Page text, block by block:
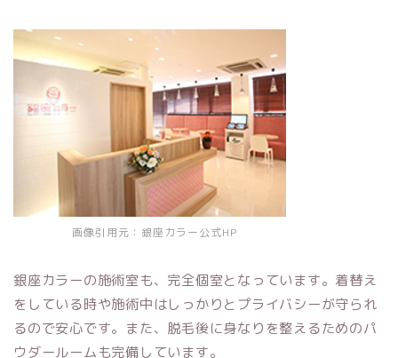
画像引用元： 銀座カラー公式HP
銀座カラーの施術室も、完全個室となっています。着替え
をしている時や施術中はしっかりとプライバシーが守られ
るので安心です。また、脱毛後に身なりを整えるためのパ
ウダールームも完備しています。